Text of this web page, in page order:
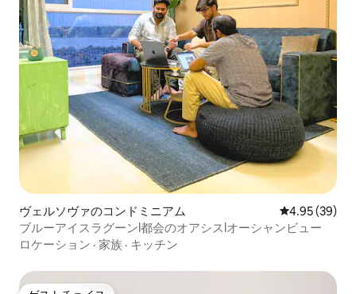
ヴェルソヴァのコンドミニアム レビュー39
4.95 (39)
ブルーアイスラグーンl都会のオアシスlオーシャンビュー
ロケーション · 家族 · キッチン